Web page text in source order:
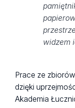
widzem
Prace ze
dzięki
Akademia